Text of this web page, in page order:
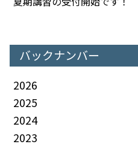
バックナンバー
2026
2025
2024
2023